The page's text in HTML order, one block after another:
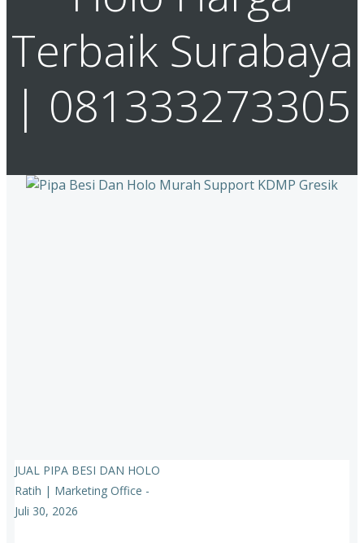
Terbaik Surabaya
| 081333273305
JUAL PIPA BESI DAN HOLO
Ratih | Marketing Office -
Juli 30, 2026